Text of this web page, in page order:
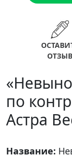
ОТЗЫВ
по
Астра
Название: